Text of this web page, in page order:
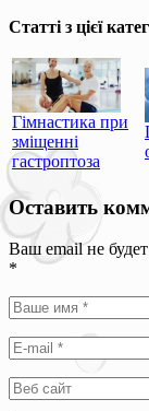
Статті з цієї
Гімнастика при
зміщенні
гастроптоза
Оставить
Ваш email не
*